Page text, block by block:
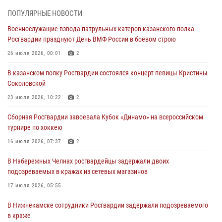
Татарстанские росгвардейцы завоевали «бронзу» в окружном этапе
24 июля 2026, 15:05 4
В казанском полку Росгвардии состоялся концерт певицы Кристины
23 июля 2026, 10:22
В Нижнекамске сотрудники Росгвардии задержали подозреваемого
23 июля 2026, 06:47
В Казани Росгвардия приняла участие в обеспечении безопасности
22 июля 2026, 07:41 6
ПОПУЛЯРНЫЕ НОВОСТИ
Военнослужащие взвода патрульных катеров казанского полка
Росгвардии празднуют День ВМФ России в боевом строю
26 июля 2026, 00:01 2
В казанском полку Росгвардии состоялся концерт певицы Кристины
Соколовской
23 июля 2026, 10:22 2
Сборная Росгвардии завоевала Кубок «Динамо» на всероссийском
турнире по хоккею
16 июля 2026, 07:37 2
В Набережных Челнах росгвардейцы задержали двоих
подозреваемых в кражах из сетевых магазинов
17 июля 2026, 05:55
В Нижнекамске сотрудники Росгвардии задержали подозреваемого
в краже